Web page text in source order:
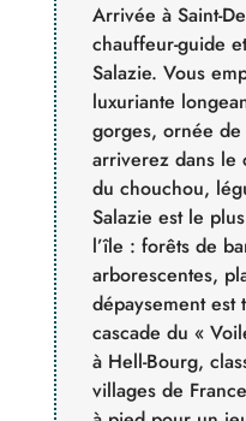
Arrivée à Saint-
chauffeur-guide
Salazie. Vous
luxuriante
gorges, ornée de
arriverez dans le
du chouchou,
Salazie est le
l’île : forêts de
arborescentes,
dépaysement
cascade du «
à Hell-Bourg,
villages de